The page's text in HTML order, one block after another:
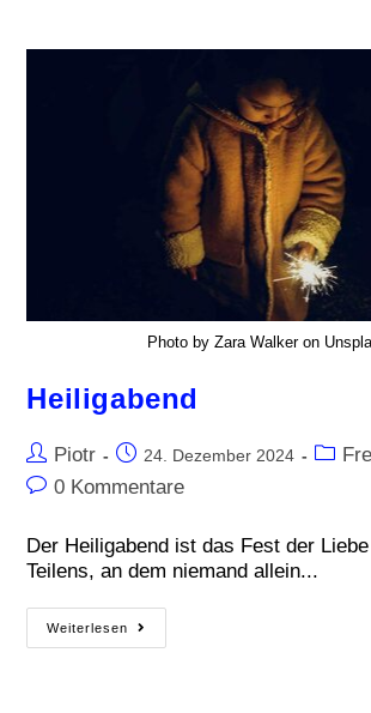
Photo by Zara Walker on
Heiligabend
Piotr 24. Dezember 2024
0 Kommentare
Der Heiligabend ist das Fest der
Teilens, an dem niemand allein...
Weiterlesen